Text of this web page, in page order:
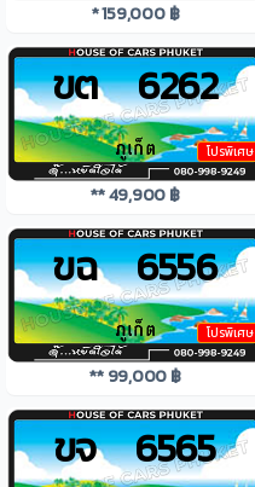
* 159,000 ฿
โปรพิเศษ
ขต 6262
** 49,900 ฿
โปรพิเศษ
ขฉ 6556
** 99,000 ฿
ขจ 6565